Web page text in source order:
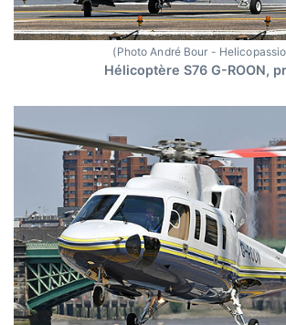
(Photo André Bour -
Hélicoptère S76 G-ROON,